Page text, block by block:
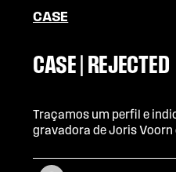
CASE
CASE | REJECTED
Traçamos um perfil e
gravadora de Joris Voorn